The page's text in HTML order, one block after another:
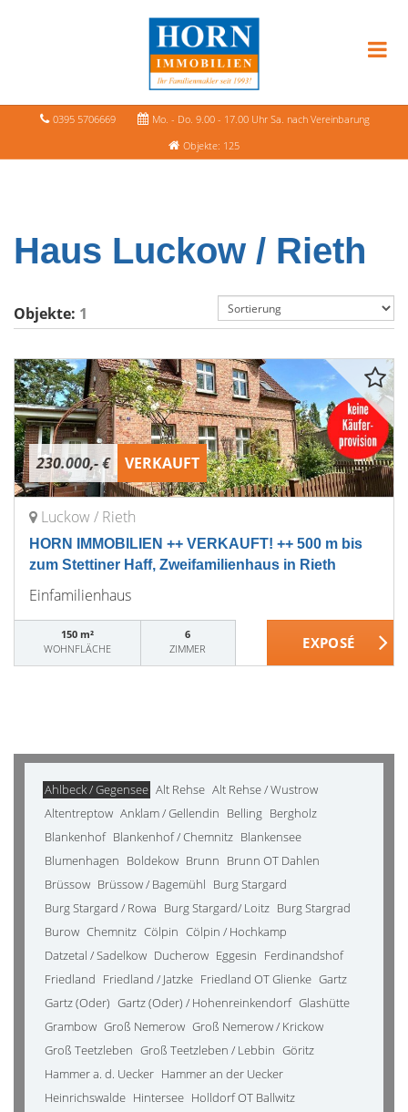
0395 5706669
Mo. - Do. 9.00 - 17.00 Uhr Sa. nach Vereinbarung
Objekte: 125
Haus Luckow / Rieth
Objekte: 1
230.000,- € VERKAUFT
Luckow / Rieth
HORN IMMOBILIEN ++ VERKAUFT! ++ 500 m bis
zum Stettiner Haff, Zweifamilienhaus in Rieth
Einfamilienhaus
150 m²
WOHNFLÄCHE
6
ZIMMER
Ahlbeck / Gegensee Alt Rehse Alt Rehse / Wustrow
Altentreptow Anklam / Gellendin Belling Bergholz
Blankenhof Blankenhof / Chemnitz Blankensee
Blumenhagen Boldekow Brunn Brunn OT Dahlen
Brüssow Brüssow / Bagemühl Burg Stargard
Burg Stargard / Rowa Burg Stargard/ Loitz Burg Stargrad
Burow Chemnitz Cölpin Cölpin / Hochkamp
Datzetal / Sadelkow Ducherow Eggesin Ferdinandshof
Friedland Friedland / Jatzke Friedland OT Glienke Gartz
Gartz (Oder) Gartz (Oder) / Hohenreinkendorf Glashütte
Grambow Groß Nemerow Groß Nemerow / Krickow
Groß Teetzleben Groß Teetzleben / Lebbin Göritz
Hammer a. d. Uecker Hammer an der Uecker
Heinrichswalde Hintersee Holldorf OT Ballwitz